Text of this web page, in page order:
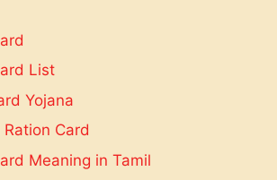
List
Yojana
Card
Meaning in Tamil